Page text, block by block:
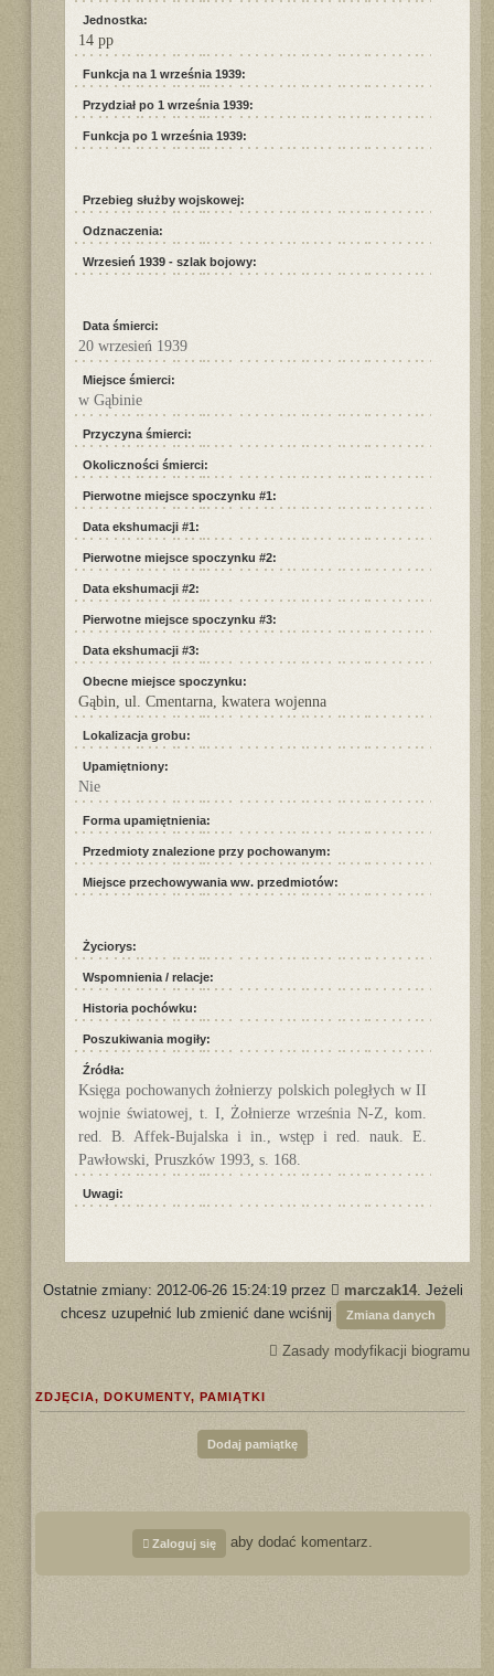
Jednostka:
14 pp
Funkcja na 1 września 1939:
Przydział po 1 września 1939:
Funkcja po 1 września 1939:
Przebieg służby wojskowej:
Odznaczenia:
Wrzesień 1939 - szlak bojowy:
Data śmierci:
20 wrzesień 1939
Miejsce śmierci:
w Gąbinie
Przyczyna śmierci:
Okoliczności śmierci:
Pierwotne miejsce spoczynku #1:
Data ekshumacji #1:
Pierwotne miejsce spoczynku #2:
Data ekshumacji #2:
Pierwotne miejsce spoczynku #3:
Data ekshumacji #3:
Obecne miejsce spoczynku:
Gąbin, ul. Cmentarna, kwatera wojenna
Lokalizacja grobu:
Upamiętniony:
Nie
Forma upamiętnienia:
Przedmioty znalezione przy pochowanym:
Miejsce przechowywania ww. przedmiotów:
Życiorys:
Wspomnienia / relacje:
Historia pochówku:
Poszukiwania mogiły:
Źródła:
Księga pochowanych żołnierzy polskich poległych w II
wojnie światowej, t. I, Żołnierze września N-Z, kom.
red. B. Affek-Bujalska i in., wstęp i red. nauk. E.
Pawłowski, Pruszków 1993, s. 168.
Uwagi:
Ostatnie zmiany: 2012-06-26 15:24:19 przez marczak14. Jeżeli
chcesz uzupełnić lub zmienić dane wciśnij
Zmiana danych
Zasady modyfikacji biogramu
ZDJĘCIA, DOKUMENTY, PAMIĄTKI
Dodaj pamiątkę
Zaloguj się aby dodać komentarz.